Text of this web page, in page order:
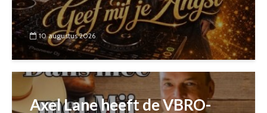
10 augustus 2026
Axel Lane heeft de VBRO-